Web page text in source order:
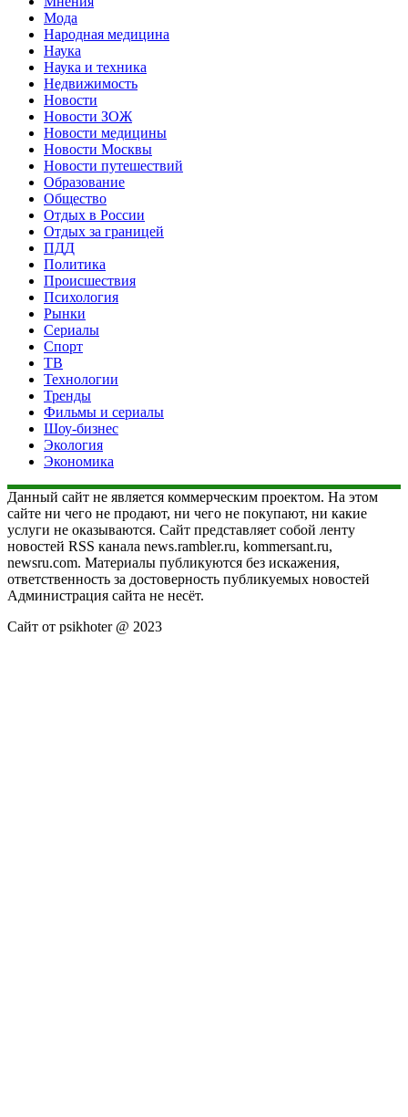
Мода
Народная медицина
Наука
Наука и техника
Недвижимость
Новости
Новости ЗОЖ
Новости медицины
Новости Москвы
Новости путешествий
Образование
Общество
Отдых в России
Отдых за границей
ПДД
Политика
Происшествия
Психология
Рынки
Сериалы
Спорт
ТВ
Технологии
Тренды
Фильмы и сериалы
Шоу-бизнес
Экология
Экономика
Данный сайт не является коммерческим проектом. На этом
сайте ни чего не продают, ни чего не покупают, ни какие
услуги не оказываются. Сайт представляет собой ленту
новостей RSS канала news.rambler.ru, kommersant.ru,
newsru.com. Материалы публикуются без искажения,
ответственность за достоверность публикуемых новостей
Администрация сайта не несёт.
Сайт от psikhoter @ 2023